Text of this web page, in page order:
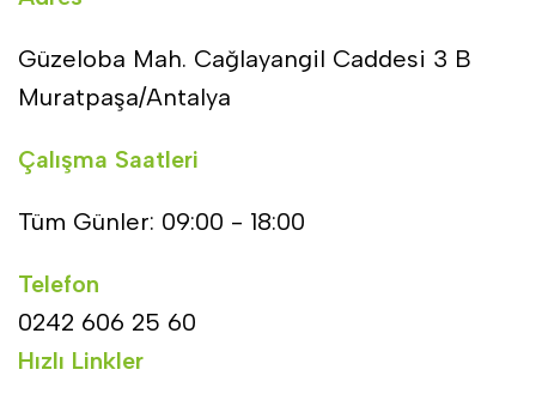
Güzeloba Mah. Cağlayangil Caddesi 3 B
Muratpaşa/Antalya
Çalışma Saatleri
Tüm Günler: 09:00 - 18:00
Telefon
0242 606 25 60
Hızlı Linkler